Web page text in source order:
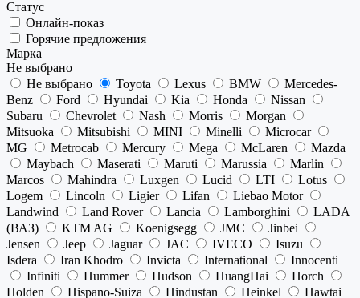
Статус
Онлайн-показ
Горячие предложения
Марка
Не выбрано
Не выбрано
Toyota Lexus BMW
Mercedes-
Benz
Ford Hyundai Kia Honda
Nissan
Subaru
Chevrolet Nash Morris
Morgan
Mitsuoka
Mitsubishi MINI Minelli
Microcar
MG
Metrocab Mercury Mega McLaren
Mazda
Maybach
Maserati Maruti Marussia
Marlin
Marcos
Mahindra Luxgen Lucid LTI
Lotus
Logem
Lincoln Ligier Lifan
Liebao Motor
Landwind
Land Rover Lancia Lamborghini
LADA
(ВАЗ)
KTM AG Koenigsegg JMC
Jinbei
Jensen
Jeep Jaguar JAC IVECO
Isuzu
Isdera
Iran Khodro Invicta International
Innocenti
Infiniti
Hummer Hudson HuangHai
Horch
Holden
Hispano-Suiza Hindustan Heinkel
Hawtai